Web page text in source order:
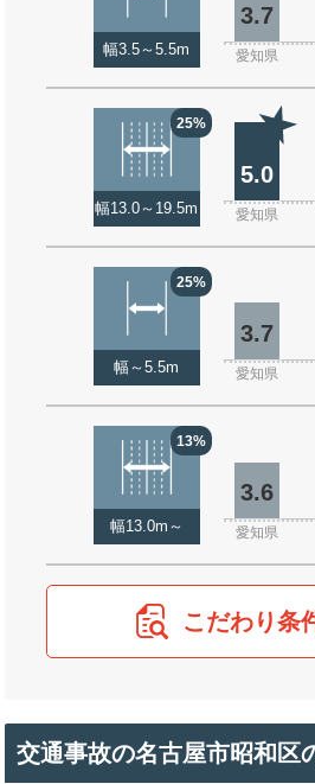
幅3.5～5.5m
3.7
愛知県
25%
幅13.0～19.5m
5.0
愛知県
25%
幅～5.5m
3.7
愛知県
13%
幅13.0m～
3.6
愛知県
こだわり条
交通事故の名古屋市昭和区